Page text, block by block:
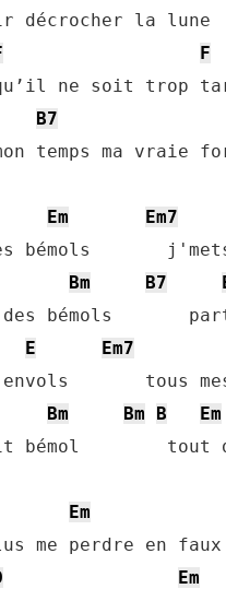
décrocher la lune
F
ne soit trop
B7
temps ma vraie
Em Em7
Bm B7
E Em7
Bm Bm B Em
bémol        tout
Em
me perdre en faux
Em